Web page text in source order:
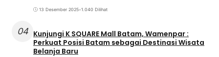
13 Desember 2025•1.040 Dilihat
04 Kunjungi K SQUARE Mall Batam, Wamenpar :
Perkuat Posisi Batam sebagai Destinasi Wisata
Belanja Baru